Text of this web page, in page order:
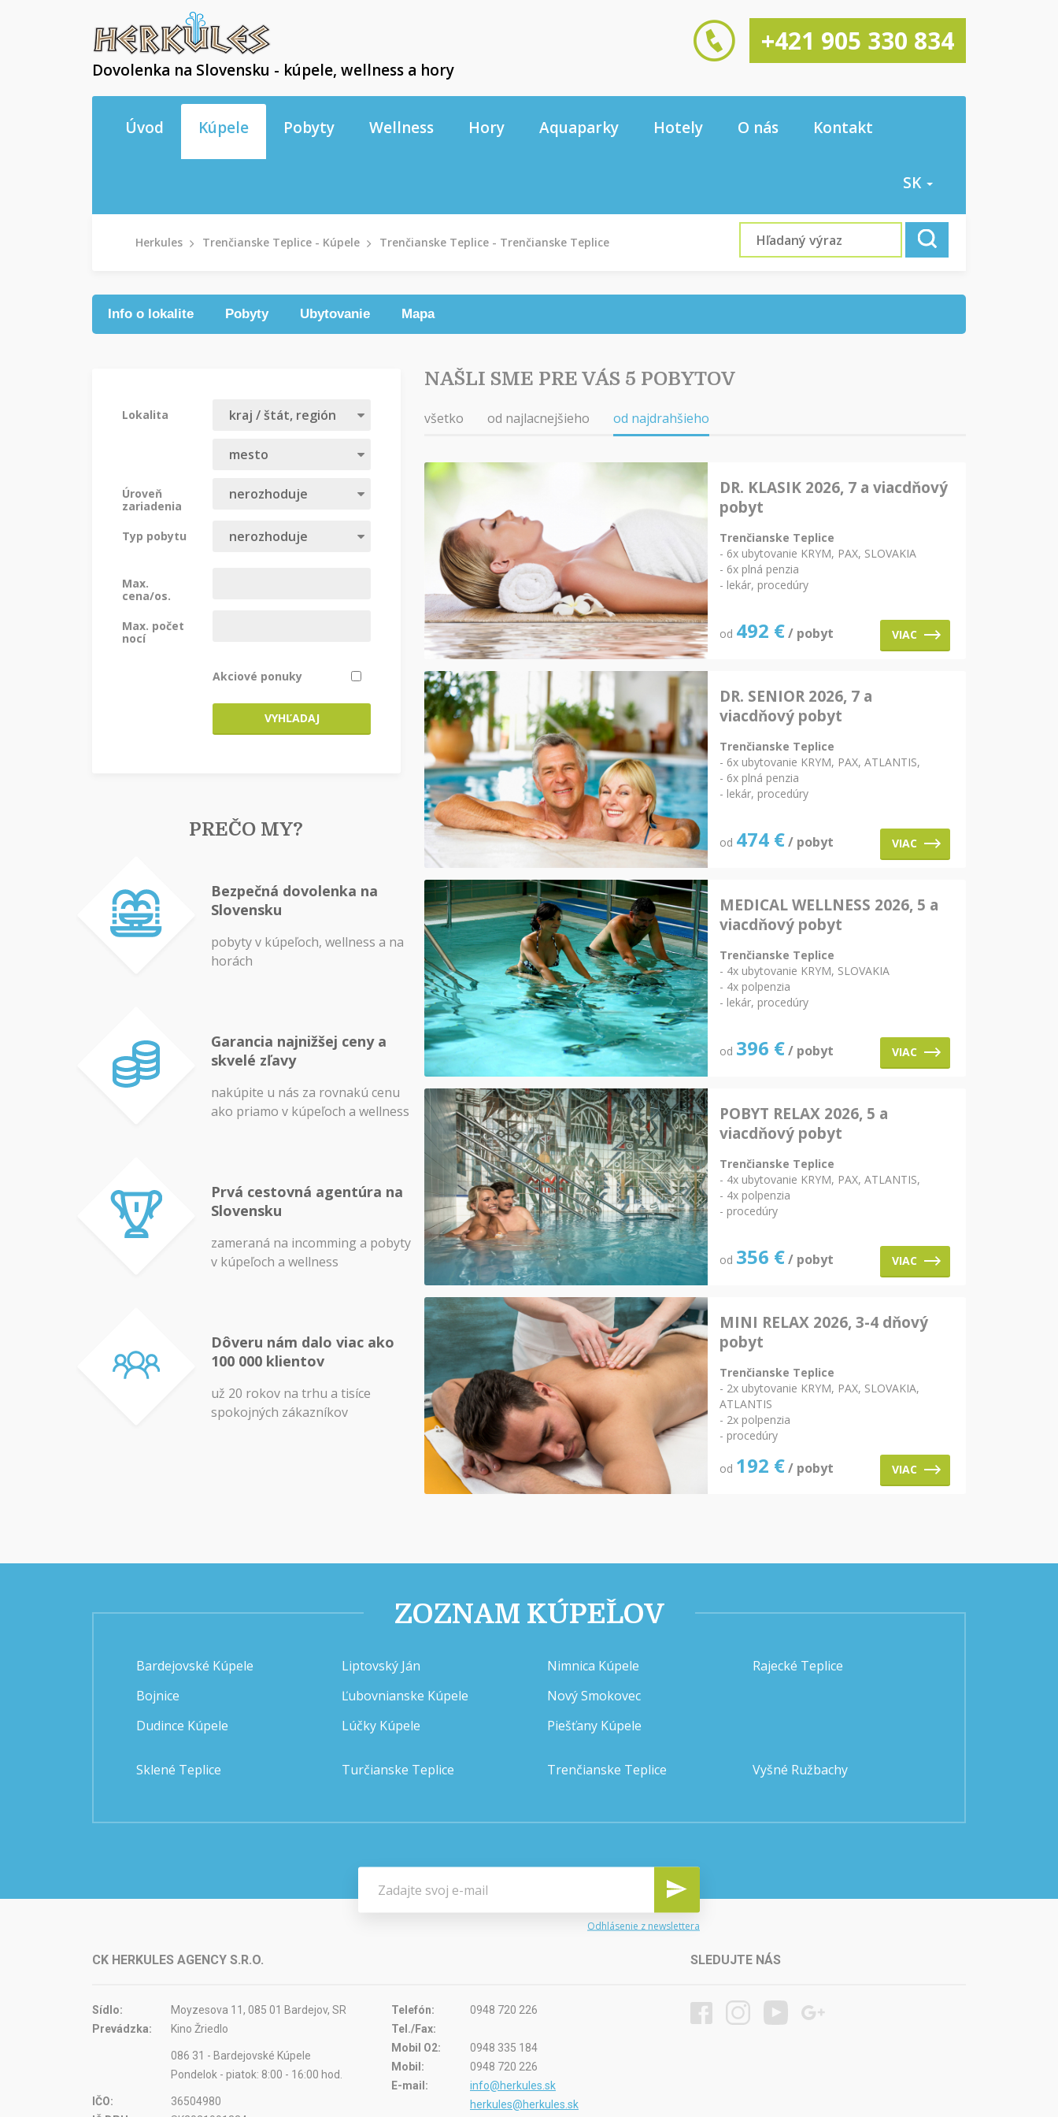
Dovolenka na Slovensku - kúpele, wellness a hory
+421 905 330 834
Úvod Kúpele Pobyty Wellness Hory Aquaparky Hotely O nás Kontakt
SK
Herkules Trenčianske Teplice - Kúpele Trenčianske Teplice - Trenčianske Teplice
Info o lokalite Pobyty Ubytovanie Mapa
Lokalita
Úroveň
zariadenia
Typ pobytu
Max.
cena/os.
Max. počet
nocí
Akciové ponuky
VYHĽADAJ
PREČO MY?
Bezpečná dovolenka na
Slovensku
pobyty v kúpeľoch, wellness a na
horách
Garancia najnižšej ceny a
skvelé zľavy
nakúpite u nás za rovnakú cenu
ako priamo v kúpeľoch a wellness
Prvá cestovná agentúra na
Slovensku
zameraná na incomming a pobyty
v kúpeľoch a wellness
Dôveru nám dalo viac ako
100 000 klientov
už 20 rokov na trhu a tisíce
spokojných zákazníkov
NAŠLI SME PRE VÁS 5 POBYTOV
všetko od najlacnejšieho od najdrahšieho
DR. KLASIK 2026, 7 a viacdňový
pobyt
Trenčianske Teplice
- 6x ubytovanie KRYM, PAX, SLOVAKIA
- 6x plná penzia
- lekár, procedúry
od 492 €/ pobyt VIAC
DR. SENIOR 2026, 7 a
viacdňový pobyt
Trenčianske Teplice
- 6x ubytovanie KRYM, PAX, ATLANTIS,
- 6x plná penzia
- lekár, procedúry
od 474 €/ pobyt VIAC
MEDICAL WELLNESS 2026, 5 a
viacdňový pobyt
Trenčianske Teplice
- 4x ubytovanie KRYM, SLOVAKIA
- 4x polpenzia
- lekár, procedúry
od 396 €/ pobyt VIAC
POBYT RELAX 2026, 5 a
viacdňový pobyt
Trenčianske Teplice
- 4x ubytovanie KRYM, PAX, ATLANTIS,
- 4x polpenzia
- procedúry
od 356 €/ pobyt VIAC
MINI RELAX 2026, 3-4 dňový
pobyt
Trenčianske Teplice
- 2x ubytovanie KRYM, PAX, SLOVAKIA,
ATLANTIS
- 2x polpenzia
- procedúry
od 192 €/ pobyt VIAC
ZOZNAM KÚPEĽOV
Bardejovské Kúpele
Bojnice
Dudince Kúpele
Liptovský Ján
Ľubovnianske Kúpele
Lúčky Kúpele
Nimnica Kúpele
Nový Smokovec
Piešťany Kúpele
Rajecké Teplice
Sklené Teplice Turčianske Teplice Trenčianske Teplice Vyšné Ružbachy
Odhlásenie z newslettera
CK HERKULES AGENCY S.R.O. SLEDUJTE NÁS
Sídlo:
Moyzesova 11, 085 01 Bardejov, SR
Prevádzka:
Kino Žriedlo
086 31 - Bardejovské Kúpele
Pondelok - piatok: 8:00 - 16:00 hod.
IČO:
36504980
Telefón:
0948 720 226
Tel./Fax:
Mobil O2:
0948 335 184
Mobil:
0948 720 226
E-mail:
info@herkules.sk
herkules@herkules.sk